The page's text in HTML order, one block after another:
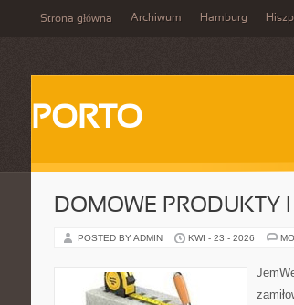
Strona główna Archiwum Hamburg
PORTO
DOMOWE PRODUKTY
POSTED BY ADMIN KWI - 23 - 2026